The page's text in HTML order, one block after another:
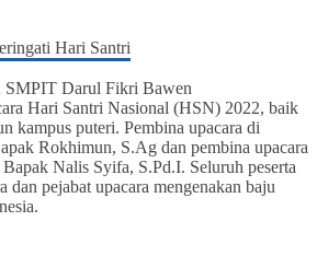
SMPIT Darul Fikri Bawen
Hari Santri Nasional (HSN) 2022, baik
kampus puteri. Pembina upacara di
Rokhimun, S.Ag dan pembina upacara
Nalis Syifa, S.Pd.I. Seluruh peserta
dan pejabat upacara mengenakan baju